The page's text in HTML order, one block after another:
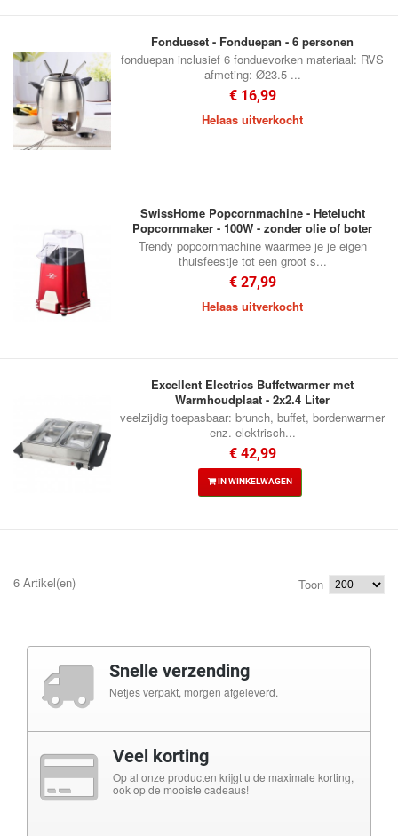
Fondueset - Fonduepan - 6 personen
fonduepan inclusief 6 fonduevorken materiaal: RVS
afmeting: Ø23.5 ...
€ 16,99
Helaas uitverkocht
SwissHome Popcornmachine - Hetelucht
Popcornmaker - 100W - zonder olie of boter
Trendy popcornmachine waarmee je je eigen
thuisfeestje tot een groot s...
€ 27,99
Helaas uitverkocht
Excellent Electrics Buffetwarmer met
Warmhoudplaat - 2x2.4 Liter
veelzijdig toepasbaar: brunch, buffet, bordenwarmer
enz. elektrisch...
€ 42,99
IN WINKELWAGEN
6 Artikel(en) Toon
Snelle verzending
Netjes verpakt, morgen afgeleverd.
Veel korting
Op al onze producten krijgt u de maximale korting,
ook op de mooiste cadeaus!